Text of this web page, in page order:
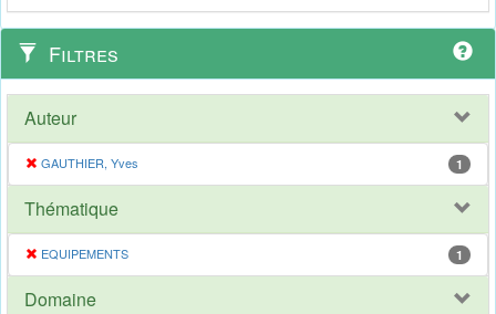
Filtres
Auteur
GAUTHIER, Yves 1
Thématique
EQUIPEMENTS 1
Domaine